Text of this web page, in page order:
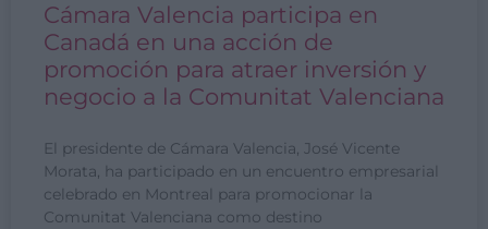
Cámara Valencia participa en
Canadá en una acción de
promoción para atraer inversión y
negocio a la Comunitat Valenciana
El presidente de Cámara Valencia, José Vicente
Morata, ha participado en un encuentro empresarial
celebrado en Montreal para promocionar la
Comunitat Valenciana como destino